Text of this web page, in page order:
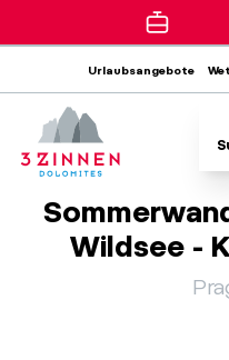
Urlaubsangebote
Wildsee -